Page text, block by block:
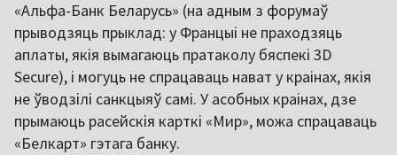
«Альфа-Банк Беларусь» (на адным з форумаў
прыводзяць прыклад: у Францыі не праходзяць
аплаты, якія вымагаюць пратаколу бяспекі 3D
Secure), і могуць не спрацаваць нават у краінах, якія
не ўводзілі санкцыяў самі. У асобных краінах, дзе
прымаюць расейскія карткі «Мир», можа спрацаваць
«Белкарт» гэтага банку.